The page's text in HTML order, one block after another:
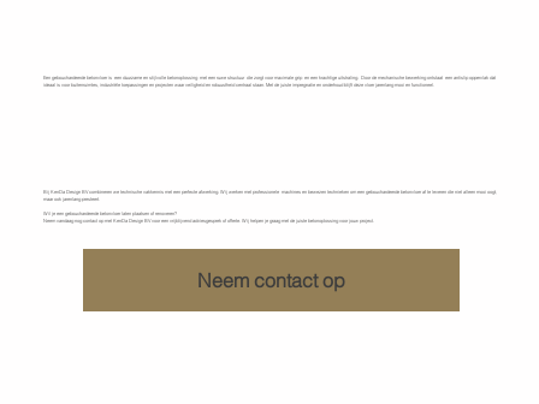
Een gebouchardeerde betonvloer is een duurzame en stijlvolle betonoplossing met een ruwe structuur die zorgt voor maximale grip en een krachtige uitstraling. Door de mechanische bewerking ontstaat een antislip oppervlak dat
ideaal is voor buitenruimtes, industriële toepassingen en projecten waar veiligheid en robuustheid centraal staan. Met de juiste impregnatie en onderhoud blijft deze vloer jarenlang mooi en functioneel.
Bij KenDa Design BV combineren we technische vakkennis met een perfecte afwerking. Wij werken met professionele machines en bewezen technieken om een gebouchardeerde betonvloer af te leveren die niet alleen mooi oogt,
maar ook jarenlang presteert.
Wil je een gebouchardeerde betonvloer laten plaatsen of renoveren?
Neem vandaag nog contact op met KenDa Design BV voor een vrijblijvend adviesgesprek of offerte. Wij helpen je graag met de juiste betonoplossing voor jouw project.
Neem contact op